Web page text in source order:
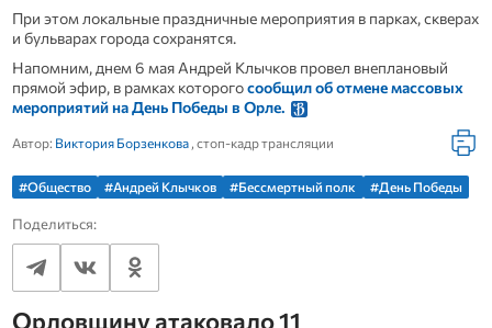
При этом локальные праздничные мероприятия в парках, скверах
и бульварах города сохранятся.
Напомним, днем 6 мая Андрей Клычков провел внеплановый
прямой эфир, в рамках которогосообщил об отмене массовых
мероприятий на День Победы в Орле.
Автор: Виктория Борзенкова, стоп-кадр трансляции
#Общество #Андрей Клычков #Бессмертный полк #День Победы
Поделиться:
Орловщину атаковало 11